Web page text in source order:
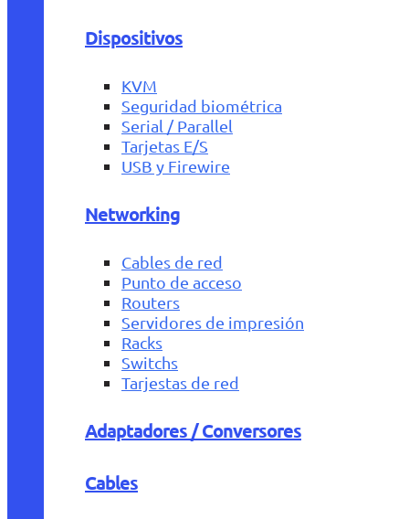
Dispositivos
KVM
Seguridad biométrica
Serial / Parallel
Tarjetas E/S
USB y Firewire
Networking
Cables de red
Punto de acceso
Routers
Servidores de impresión
Racks
Switchs
Tarjestas de red
Adaptadores / Conversores
Cables